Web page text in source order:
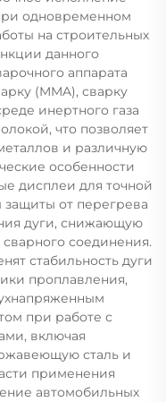
одновременном
на строительных
данного
аппарата
(MMA), сварку
инертного газа
что позволяет
и различную
особенности
дисплеи для точной
от перегрева
дуги, снижающую
соединения.
стабильность дуги
проплавления,
при работе с
включая
сталь и
применения
автомобильных